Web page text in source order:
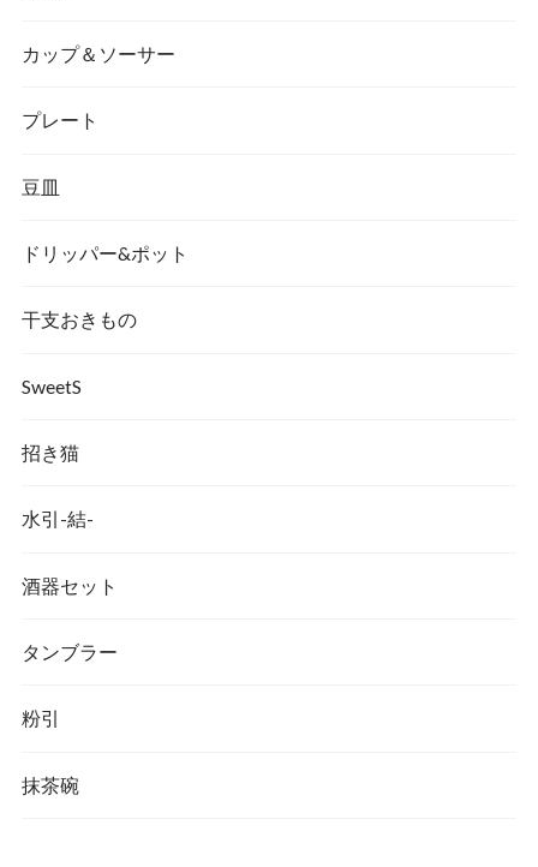
カップ＆ソーサー
プレート
豆皿
ドリッパー&ポット
干支おきもの
SweetS
招き猫
水引-結-
酒器セット
タンブラー
粉引
抹茶碗